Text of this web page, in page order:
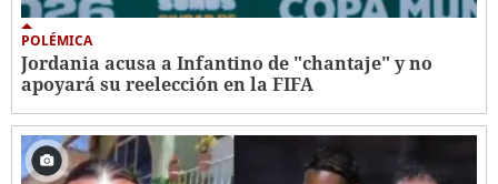
POLÉMICA
Jordania acusa a Infantino de "chantaje" y no
apoyará su reelección en la FIFA